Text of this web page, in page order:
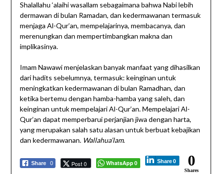
Shalallahu ‘alaihi wasallam sebagaimana bahwa Nabi lebih
dermawan di bulan Ramadan, dan kedermawanan termasuk
menjaga Al-Qur’an, mempelajarinya, membacanya, dan
merenungkan dan mempertimbangkan makna dan
implikasinya.
Imam Nawawi menjelaskan banyak manfaat yang dihasilkan
dari hadits sebelumnya, termasuk: keinginan untuk
meningkatkan kedermawanan di bulan Ramadhan, dan
ketika bertemu dengan hamba-hamba yang saleh, dan
keinginan untuk mempelajari Al-Qur’an. Mempelajari Al-
Qur’an dapat memperbarui perjanjian jiwa dengan harta,
yang merupakan salah satu alasan untuk berbuat kebajikan
dan kedermawanan. Wallahua’lam.
Share 0 Post 0 WhatsApp 0 Share 0 0
Shares